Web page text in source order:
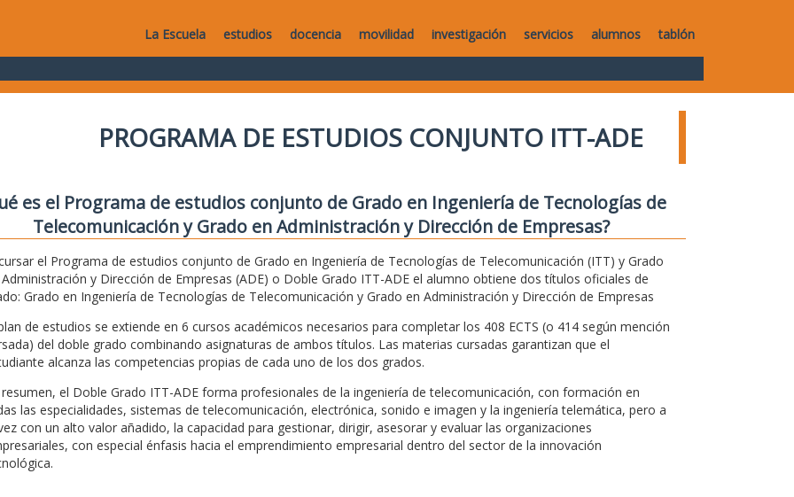
La Escuela estudios docencia movilidad investigación servicios alumnos tablón
PROGRAMA DE ESTUDIOS CONJUNTO ITT-ADE
es el Programa de estudios conjunto de Grado en Ingeniería de Tecnologías de
Telecomunicación y Grado en Administración y Dirección de Empresas?
el Programa de estudios conjunto de Grado en Ingeniería de Tecnologías de Telecomunicación (ITT) y Grado
y Dirección de Empresas (ADE) o Doble Grado ITT-ADE el alumno obtiene dos títulos oficiales de
Grado en Ingeniería de Tecnologías de Telecomunicación y Grado en Administración y Dirección de Empresas
de estudios se extiende en 6 cursos académicos necesarios para completar los 408 ECTS (o 414 según mención
del doble grado combinando asignaturas de ambos títulos. Las materias cursadas garantizan que el
alcanza las competencias propias de cada uno de los dos grados.
resumen, el Doble Grado ITT-ADE forma profesionales de la ingeniería de telecomunicación, con formación en
las especialidades, sistemas de telecomunicación, electrónica, sonido e imagen y la ingeniería telemática, pero a
con un alto valor añadido, la capacidad para gestionar, dirigir, asesorar y evaluar las organizaciones
con especial énfasis hacia el emprendimiento empresarial dentro del sector de la innovación